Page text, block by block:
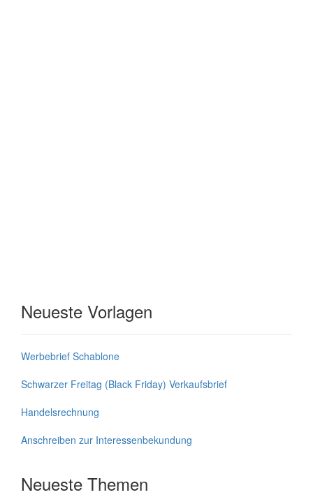
Neueste Vorlagen
Werbebrief Schablone
Schwarzer Freitag (Black Friday) Verkaufsbrief
Handelsrechnung
Anschreiben zur Interessenbekundung
Neueste Themen